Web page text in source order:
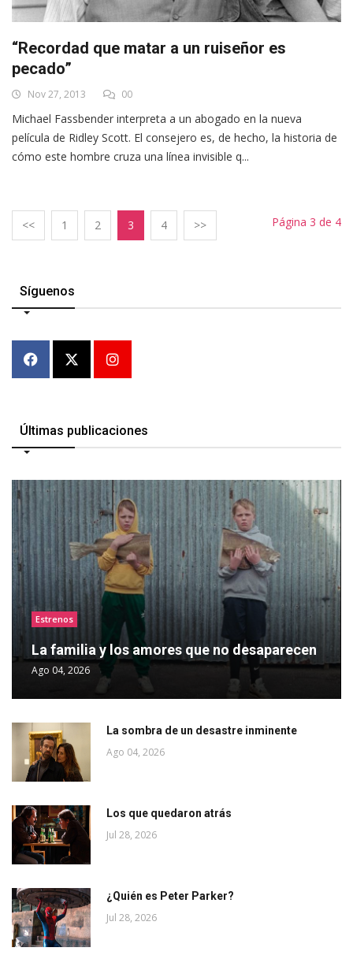
“Recordad que matar a un ruiseñor es
pecado”
Nov 27, 2013 00
Michael Fassbender interpreta a un abogado en la nueva
película de Ridley Scott. El consejero es, de hecho, la historia de
cómo este hombre cruza una línea invisible q...
<< 1 2 3 4 >> Página 3 de 4
Síguenos
Últimas publicaciones
Estrenos
La familia y los amores que no desaparecen
Ago 04, 2026
La sombra de un desastre inminente
Ago 04, 2026
Los que quedaron atrás
Jul 28, 2026
¿Quién es Peter Parker?
Jul 28, 2026